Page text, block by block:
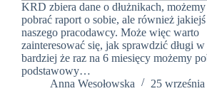
KRD zbiera dane o dłużnikach,
pobrać raport o sobie, ale również
naszego pracodawcy. Może więc warto
zainteresować się, jak sprawdzić długi
bardziej że raz na 6 miesięcy możemy
podstawowy…
Anna Wesołowska
25